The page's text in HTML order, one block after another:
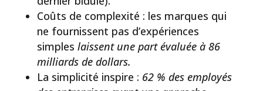
Coûts de complexité : les marques qui
ne fournissent pas d’expériences
simples laissent une part évaluée à 86
milliards de dollars.
La simplicité inspire : 62 % des employés